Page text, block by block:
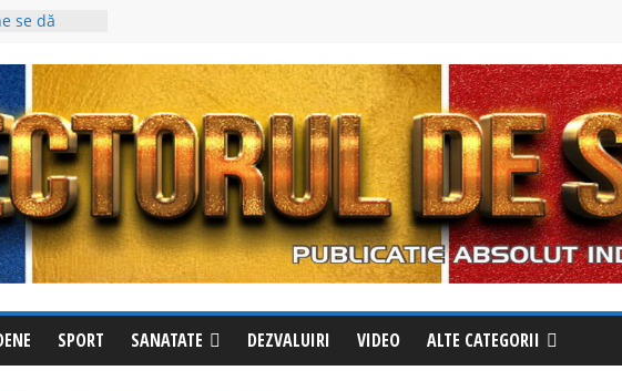
se dă
foc
60 de
a
Izvoru
SPORT SANATATE DEZVALUIRI VIDEO ALTE CATEGORII